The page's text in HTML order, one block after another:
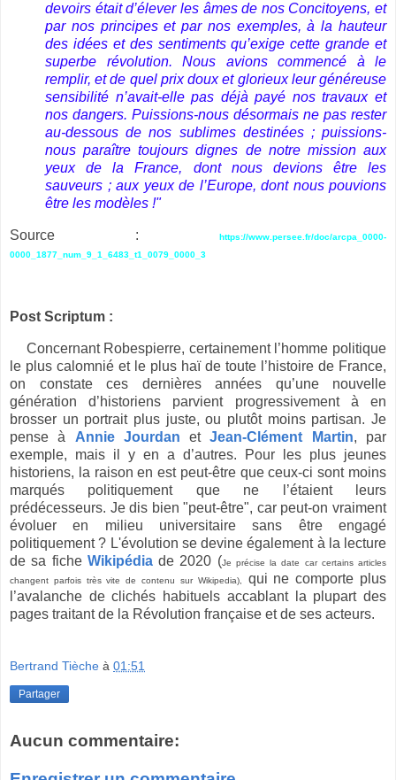
devoirs était d’élever les âmes de nos Concitoyens, et
par nos principes et par nos exemples, à la hauteur
des idées et des sentiments qu’exige cette grande et
superbe révolution. Nous avions commencé à le
remplir, et de quel prix doux et glorieux leur généreuse
sensibilité n’avait-elle pas déjà payé nos travaux et
nos dangers. Puissions-nous désormais ne pas rester
au-dessous de nos sublimes destinées ; puissions-
nous paraître toujours dignes de notre mission aux
yeux de la France, dont nous devions être les
sauveurs ; aux yeux de l’Europe, dont nous pouvions
être les modèles !"
Source :
https://www.persee.fr/doc/arcpa_0000-
0000_1877_num_9_1_6483_t1_0079_0000_3
Post Scriptum :
Concernant Robespierre, certainement l’homme politique
le plus calomnié et le plus haï de toute l’histoire de France,
on constate ces dernières années qu’une nouvelle
génération d’historiens parvient progressivement à en
brosser un portrait plus juste, ou plutôt moins partisan. Je
pense à Annie Jourdan etJean-Clément Martin, par
exemple, mais il y en a d’autres. Pour les plus jeunes
historiens, la raison en est peut-être que ceux-ci sont moins
marqués politiquement que ne l’étaient leurs
prédécesseurs. Je dis bien "peut-être", car peut-on vraiment
évoluer en milieu universitaire sans être engagé
politiquement ? L'évolution se devine également à la lecture
de sa fiche Wikipédiade 2020 (Je précise la date car certains articles
changent parfois très vite de contenu sur Wikipedia),
qui ne comporte plus
l’avalanche de clichés habituels accablant la plupart des
pages traitant de la Révolution française et de ses acteurs.
Bertrand Tièche à 01:51
Partager
Aucun commentaire: